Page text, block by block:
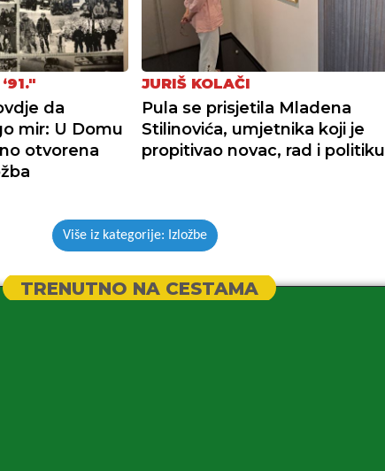
da
mir: U Domu
otvorena
JURIŠ KOLAČI
Pula se prisjetila Mladena
Stilinovića, umjetnika koji je
propitivao novac, rad i politiku
Više iz kategorije: Izložbe
TRENUTNO NA CESTAMA